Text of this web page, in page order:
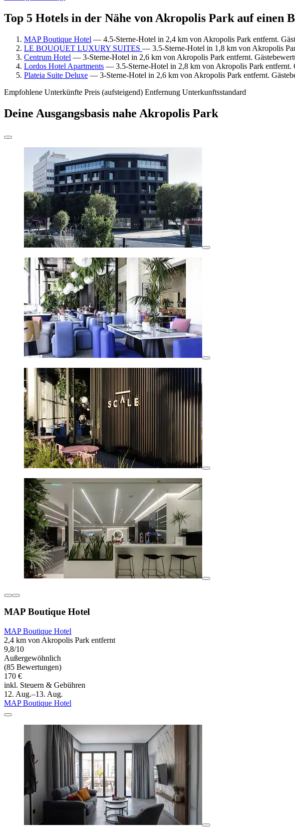
Top 5 Hotels in der Nähe von Akropolis Park auf einen
MAP Boutique Hotel — 4.5-Sterne-Hotel in 2,4 km von Akropolis Park entfernt.
LE BOUQUET LUXURY SUITES — 3.5-Sterne-Hotel in 1,8 km von Akropolis
Centrum Hotel — 3-Sterne-Hotel in 2,6 km von Akropolis Park entfernt.
Lordos Hotel Apartments — 3.5-Sterne-Hotel in 2,8 km von Akropolis Park entfernt.
Plateia Suite Deluxe — 3-Sterne-Hotel in 2,6 km von Akropolis Park entfernt.
Empfohlene Unterkünfte Preis (aufsteigend) Entfernung Unterkunftsstandard
Deine Ausgangsbasis nahe Akropolis Park
MAP Boutique Hotel
MAP Boutique Hotel
2,4 km von Akropolis Park entfernt
9,8/10
Außergewöhnlich
(85 Bewertungen)
170 €
inkl. Steuern & Gebühren
12. Aug.–13. Aug.
MAP Boutique Hotel